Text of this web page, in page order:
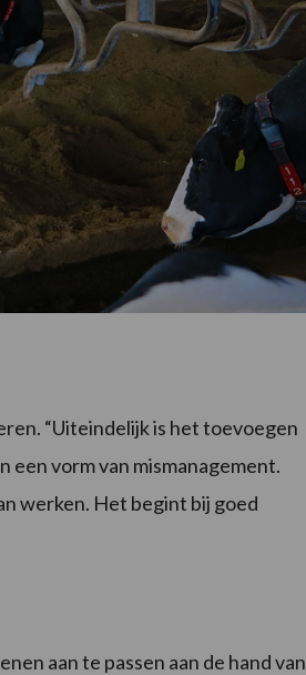
“Uiteindelijk is het toevoegen
vorm van mismanagement.
werken. Het begint bij goed
aan te passen aan de hand van